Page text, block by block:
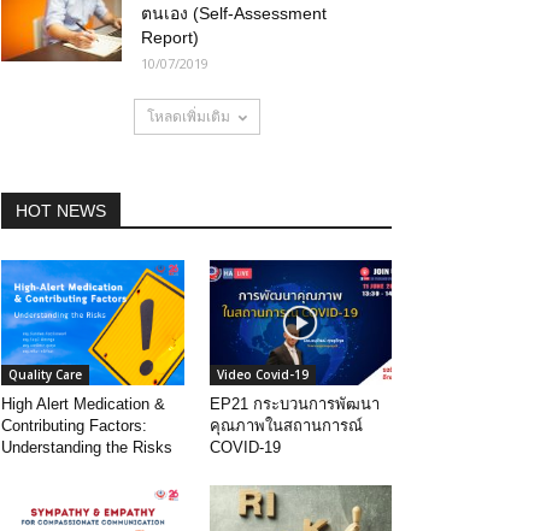
ตนเอง (Self-Assessment
Report)
10/07/2019
โหลดเพิ่มเติม
HOT NEWS
Quality Care
High Alert Medication &
Contributing Factors:
Understanding the Risks
Video Covid-19
EP21 กระบวนการพัฒนา
คุณภาพในสถานการณ์
COVID-19